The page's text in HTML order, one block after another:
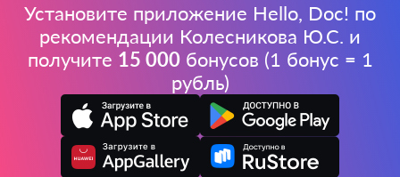
Установите приложение Hello, Doc! по
рекомендации Колесникова Ю.С. и
получите 15 000бонусов (1 бонус = 1
рубль)